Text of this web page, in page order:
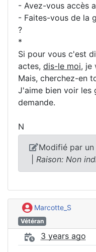
- Avez-vous accès
- Faites-vous de la
?
*
Si pour vous c'est
actes, dis-le moi, je
Mais, cherchez-en
J'aime bien voir les
demande.
N
Modifié par
Raison: Non
Marcotte_S
Vétéran
3 years ago